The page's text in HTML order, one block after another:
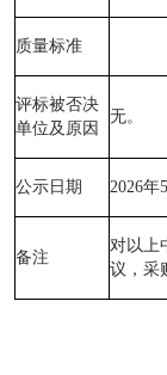
质量标准
评标被否决
单位及原因
无。
公示日期 2026年
备注
对以上
议，采